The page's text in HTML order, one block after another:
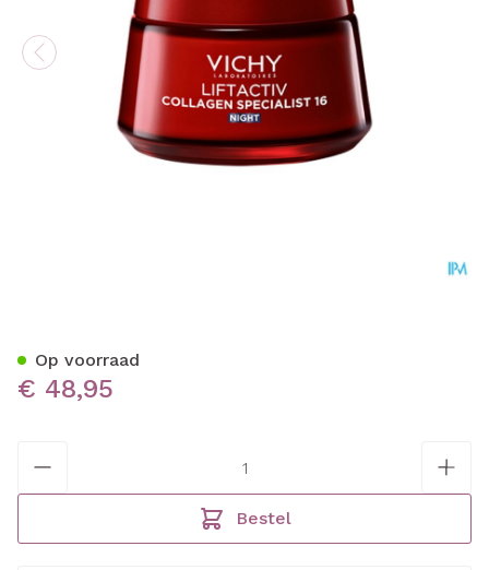
€ 48,95
Bestel
Op voorraad